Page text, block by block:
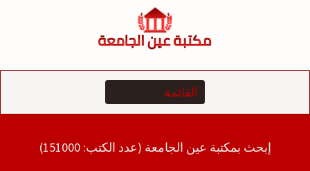
إبحث بمكتبة عين الجامعة (عدد الكتب: 151000)